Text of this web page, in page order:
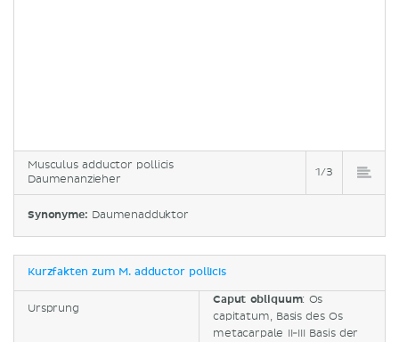
Musculus adductor pollicis
Daumenanzieher
1/3
Synonyme: Daumenadduktor
Kurzfakten zum M. adductor pollicis
Ursprung
Caput obliquum: Os
capitatum, Basis des Os
metacarpale II-III Basis der